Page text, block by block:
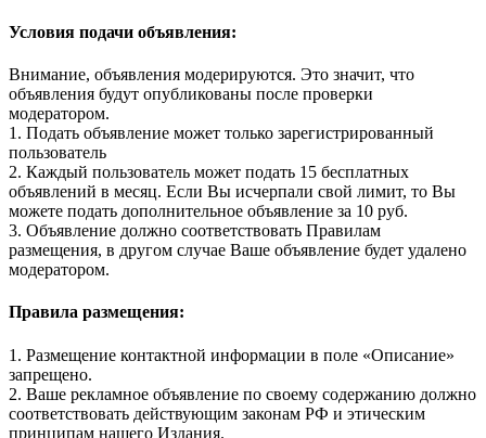
Условия подачи объявления:
Внимание, объявления модерируются. Это значит, что
объявления будут опубликованы после проверки
модератором.
1. Подать объявление может только зарегистрированный
пользователь
2. Каждый пользователь может подать 15 бесплатных
объявлений в месяц. Если Вы исчерпали свой лимит, то Вы
можете подать дополнительное объявление за 10 руб.
3. Объявление должно соответствовать Правилам
размещения, в другом случае Ваше объявление будет удалено
модератором.
Правила размещения:
1. Размещение контактной информации в поле «Описание»
запрещено.
2. Ваше рекламное объявление по своему содержанию должно
соответствовать действующим законам РФ и этическим
принципам нашего Издания.